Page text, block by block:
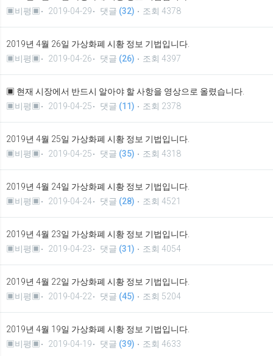
▣비평▣
2019-04-29 댓글 (32) 조회 4378
2019년 4월 26일 가상화폐 시황 정보 기법입니다.
▣비평▣
2019-04-26 댓글 (26) 조회 4397
▣ 현재 시장에서 반드시 알아야 할 사항을 영상으로 올렸습니다.
▣비평▣
2019-04-25 댓글 (11) 조회 2378
2019년 4월 25일 가상화폐 시황 정보 기법입니다.
▣비평▣
2019-04-25 댓글 (35) 조회 4318
2019년 4월 24일 가상화폐 시황 정보 기법입니다.
▣비평▣
2019-04-24 댓글 (28) 조회 4521
2019년 4월 23일 가상화폐 시황 정보 기법입니다.
▣비평▣
2019-04-23 댓글 (31) 조회 4054
2019년 4월 22일 가상화폐 시황 정보 기법입니다.
▣비평▣
2019-04-22 댓글 (45) 조회 5204
2019년 4월 19일 가상화폐 시황 정보 기법입니다.
▣비평▣
2019-04-19 댓글 (39) 조회 4633